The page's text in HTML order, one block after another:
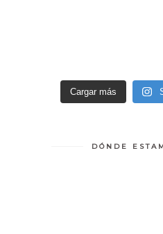
Cargar más
DÓNDE